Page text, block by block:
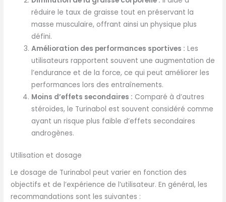
réduire le taux de graisse tout en préservant la
masse musculaire, offrant ainsi un physique plus
défini.
Amélioration des performances sportives : Les
utilisateurs rapportent souvent une augmentation de
l’endurance et de la force, ce qui peut améliorer les
performances lors des entraînements.
Moins d’effets secondaires : Comparé à d’autres
stéroïdes, le Turinabol est souvent considéré comme
ayant un risque plus faible d’effets secondaires
androgènes.
Utilisation et dosage
Le dosage de Turinabol peut varier en fonction des
objectifs et de l’expérience de l’utilisateur. En général, les
recommandations sont les suivantes :